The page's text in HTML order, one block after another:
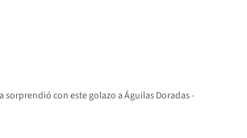
sorprendió con este golazo a Águilas Doradas -